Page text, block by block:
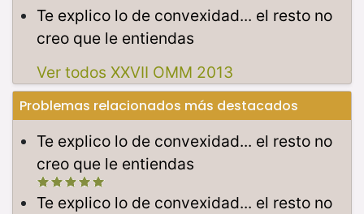
Te explico lo de convexidad... el resto no
creo que le entiendas
Ver todos XXVII OMM 2013
Problemas relacionados más destacados
Te explico lo de convexidad... el resto no
creo que le entiendas
Te explico lo de convexidad... el resto no